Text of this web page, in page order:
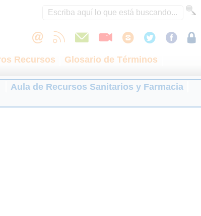
Recursos
Glosario de Términos
Aula de Recursos Sanitarios y Farmacia